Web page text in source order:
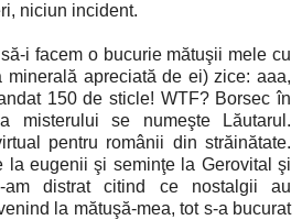
niciun incident.
i facem o bucurie mătuşii mele cu
minerală apreciată de ei) zice: aaa,
150 de sticle! WTF? Borsec în
misterului se numeşte Lăutarul.
pentru românii din străinătate.
la eugenii şi seminţe la Gerovital şi
am distrat citind ce nostalgii au
la mătuşă-mea, tot s-a bucurat